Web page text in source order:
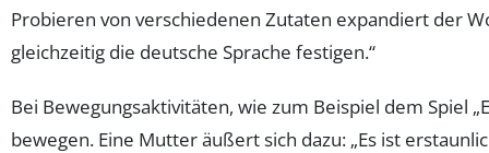
Probieren von verschiedenen Zutaten expandiert der
gleichzeitig die deutsche Sprache festigen.“
Bei Bewegungsaktivitäten, wie zum Beispiel dem Spiel
bewegen. Eine Mutter äußert sich dazu: „Es ist